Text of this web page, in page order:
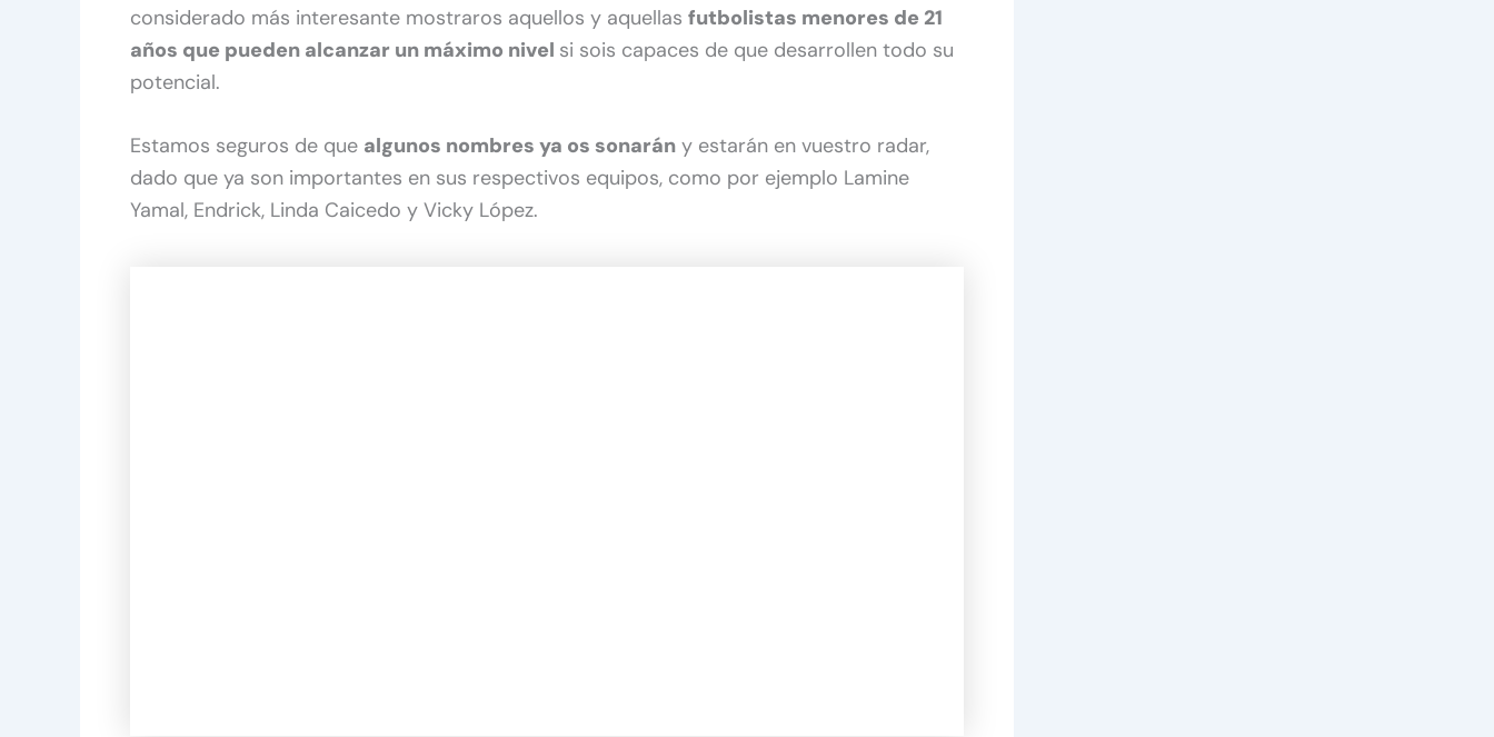
considerado más interesante mostraros aquellos y aquellas futbolistas menores de 21
años que pueden alcanzar un máximo nivel si sois capaces de que desarrollen todo su
potencial.
Estamos seguros de que algunos nombres ya os sonarán y estarán en vuestro radar,
dado que ya son importantes en sus respectivos equipos, como por ejemplo Lamine
Yamal, Endrick, Linda Caicedo y Vicky López.